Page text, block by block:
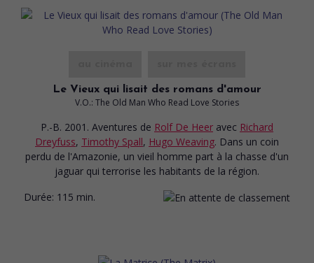
Le Vieux qui lisait des romans d'amour
V.O.: The Old Man Who Read Love Stories
P.-B. 2001. Aventures de Rolf De Heer avec Richard
Dreyfuss, Timothy Spall, Hugo Weaving. Dans un coin
perdu de l'Amazonie, un vieil homme part à la chasse d'un
jaguar qui terrorise les habitants de la région.
Durée: 115 min.